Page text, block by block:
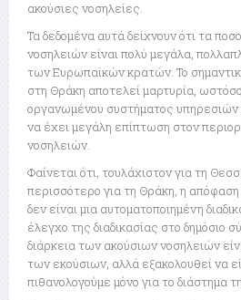
ακούσιες νοσηλείες.
Τα δεδομένα αυτά δείχνουν ότι τα
νοσηλειών είναι πολύ μεγάλα,
των Ευρωπαϊκών κρατών. Το
στη Θράκη αποτελεί μαρτυρία,
οργανωμένου συστήματος υπηρεσιών
να έχει μεγάλη επίπτωση στον
νοσηλειών.
Φαίνεται ότι, τουλάχιστον για τη
περισσότερο για τη Θράκη, η
δεν είναι μια αυτοματοποιημένη
έλεγχο της διαδικασίας στο δημόσιο
διάρκεια των ακούσιων νοσηλειών
των εκούσιων, αλλά εξακολουθεί να
πιθανολογούμε μόνο για το διάστημα